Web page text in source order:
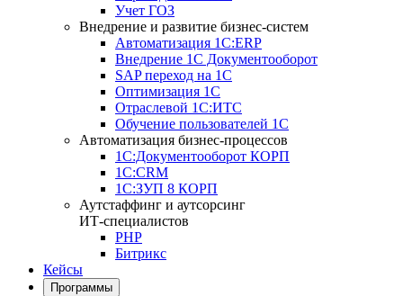
Учет ГОЗ
Внедрение и развитие бизнес-систем
Автоматизация 1С:ERP
Внедрение 1С Документооборот
SAP переход на 1С
Оптимизация 1С
Отраслевой 1С:ИТС
Обучение пользователей 1С
Автоматизация бизнес-процессов
1С:Документооборот КОРП
1С:CRM
1С:ЗУП 8 КОРП
Аутстаффинг и аутсорсинг
ИТ-специалистов
PHP
Битрикс
Кейсы
Программы